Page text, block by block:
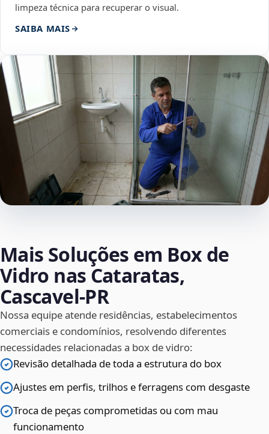
limpeza técnica para recuperar o visual.
SAIBA MAIS
Mais Soluções em Box de
Vidro nas Cataratas,
Cascavel‑PR
Nossa equipe atende residências, estabelecimentos
comerciais e condomínios, resolvendo diferentes
necessidades relacionadas a box de vidro:
Revisão detalhada de toda a estrutura do box
Ajustes em perfis, trilhos e ferragens com desgaste
Troca de peças comprometidas ou com mau
funcionamento